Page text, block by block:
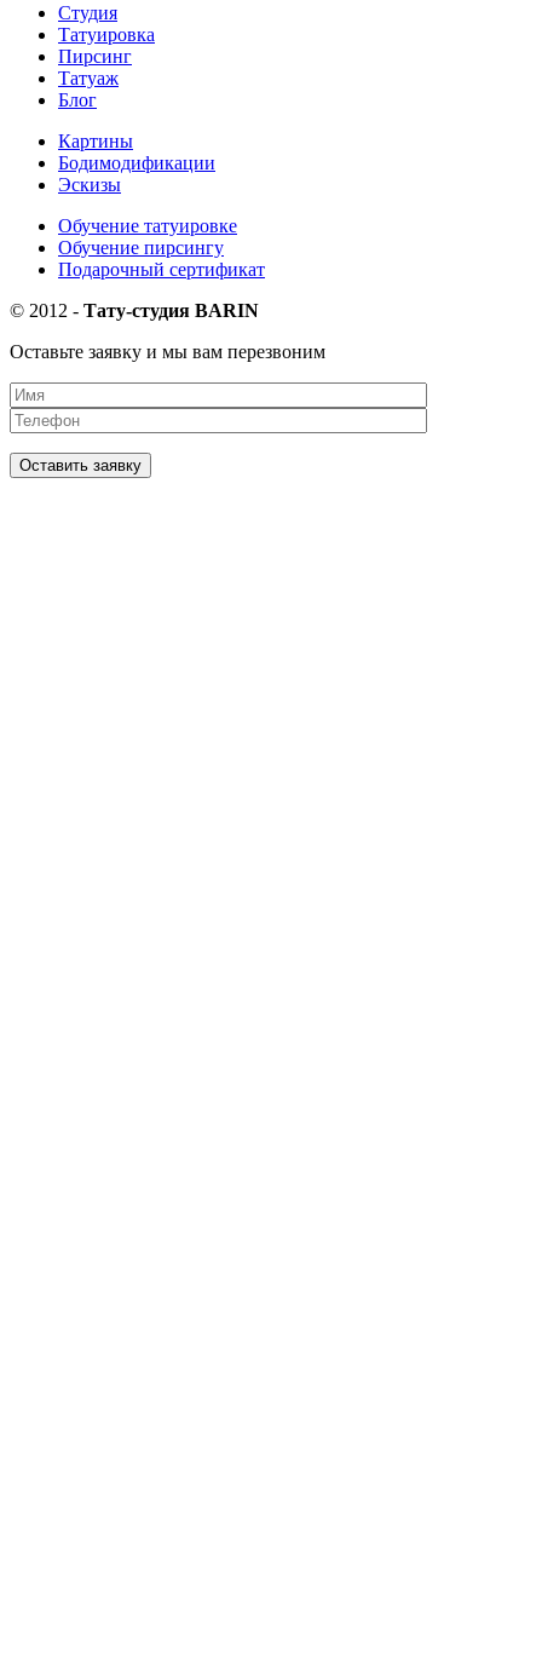
Студия
Татуировка
Пирсинг
Татуаж
Блог
Картины
Бодимодификации
Эскизы
Обучение татуировке
Обучение пирсингу
Подарочный сертификат
© 2012 - Тату-студия BARIN
Оставьте заявку и мы вам перезвоним
Оставить заявку